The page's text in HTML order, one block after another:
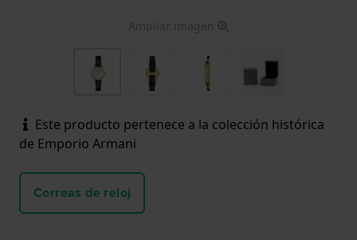
Ampliar imagen
Este producto pertenece a la colección histórica
de Emporio Armani
Correas de reloj